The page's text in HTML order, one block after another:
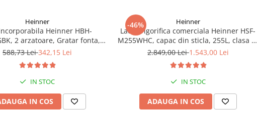
Heinner
Heinner HBH-
2 arzatoare, Gratar fonta,
electrica, Dispozitiv de
588,73 Lei342,15 Lei
IN STOC
IN COS
-46% Heinner
Lada frigorifica comerciala Heinner HSF-
M255WHC, capac din sticla, 255L, clasa C,
functionare convertibila
2.849,00 Lei1.543,00 Lei
IN STOC
ADAUGA IN COS